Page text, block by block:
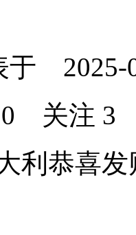
2025-
0 关注 3
利恭喜